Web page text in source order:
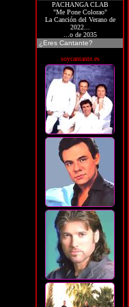
PACHANGA CLAB
"Me Pone Colorao"
La Canción del Verano de
2022...
...o de 2035
¿Eres Cantante?
soycantante.es